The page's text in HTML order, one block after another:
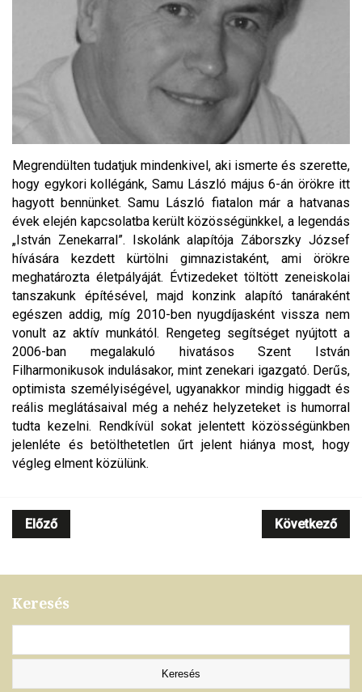
Megrendülten tudatjuk mindenkivel, aki ismerte és szerette,
hogy egykori kollégánk, Samu László május 6-án örökre itt
hagyott bennünket. Samu László fiatalon már a hatvanas
évek elején kapcsolatba került közösségünkkel, a legendás
„István Zenekarral”. Iskolánk alapítója Záborszky József
hívására kezdett kürtölni gimnazistaként, ami örökre
meghatározta életpályáját. Évtizedeket töltött zeneiskolai
tanszakunk építésével, majd konzink alapító tanáraként
egészen addig, míg 2010-ben nyugdíjasként vissza nem
vonult az aktív munkától. Rengeteg segítséget nyújtott a
2006-ban megalakuló hivatásos Szent István
Filharmonikusok indulásakor, mint zenekari igazgató. Derűs,
optimista személyiségével, ugyanakkor mindig higgadt és
reális meglátásaival még a nehéz helyzeteket is humorral
tudta kezelni. Rendkívül sokat jelentett közösségünkben
jelenléte és betölthetetlen űrt jelent hiánya most, hogy
végleg elment közülünk.
Előző Következő
Keresés